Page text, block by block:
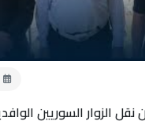
الزوار السوريين